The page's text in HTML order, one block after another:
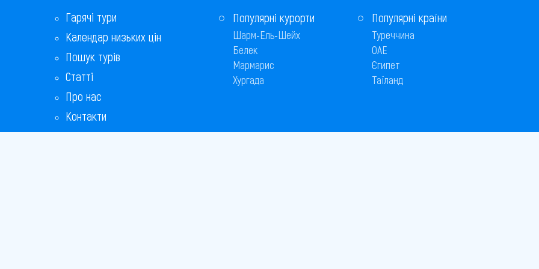
Св. Костянтин і Олена
Свети-Влас
Сонячний берег
Софія
Гарячі тури
Календар низьких цін
Пошук турів
Статті
Про нас
Контакти
Бонусна програма
Популярні курорти
Шарм-Ель-Шейх
Белек
Мармарис
Хургада
Популярні країни
Туреччина
ОАЕ
Єгипет
Таїланд